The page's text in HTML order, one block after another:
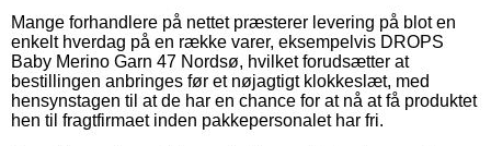
Mange forhandlere på nettet præsterer levering på blot en
enkelt hverdag på en række varer, eksempelvis DROPS
Baby Merino Garn 47 Nordsø, hvilket forudsætter at
bestillingen anbringes før et nøjagtigt klokkeslæt, med
hensynstagen til at de har en chance for at nå at få produktet
hen til fragtfirmaet inden pakkepersonalet har fri.